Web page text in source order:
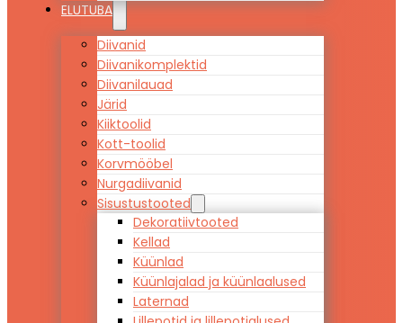
ELUTUBA
Diivanid
Diivanikomplektid
Diivanilauad
Järid
Kiiktoolid
Kott-toolid
Korvmööbel
Nurgadiivanid
Sisustustooted
Dekoratiivtooted
Kellad
Küünlad
Küünlajalad ja küünlaalused
Laternad